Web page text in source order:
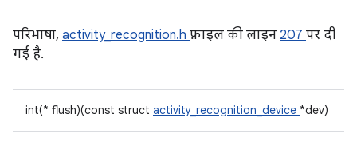
परिभाषा, activity_recognition.h फ़ाइल की लाइन 207 पर दी
गई है.
int(* flush)(const struct activity_recognition_device *dev)